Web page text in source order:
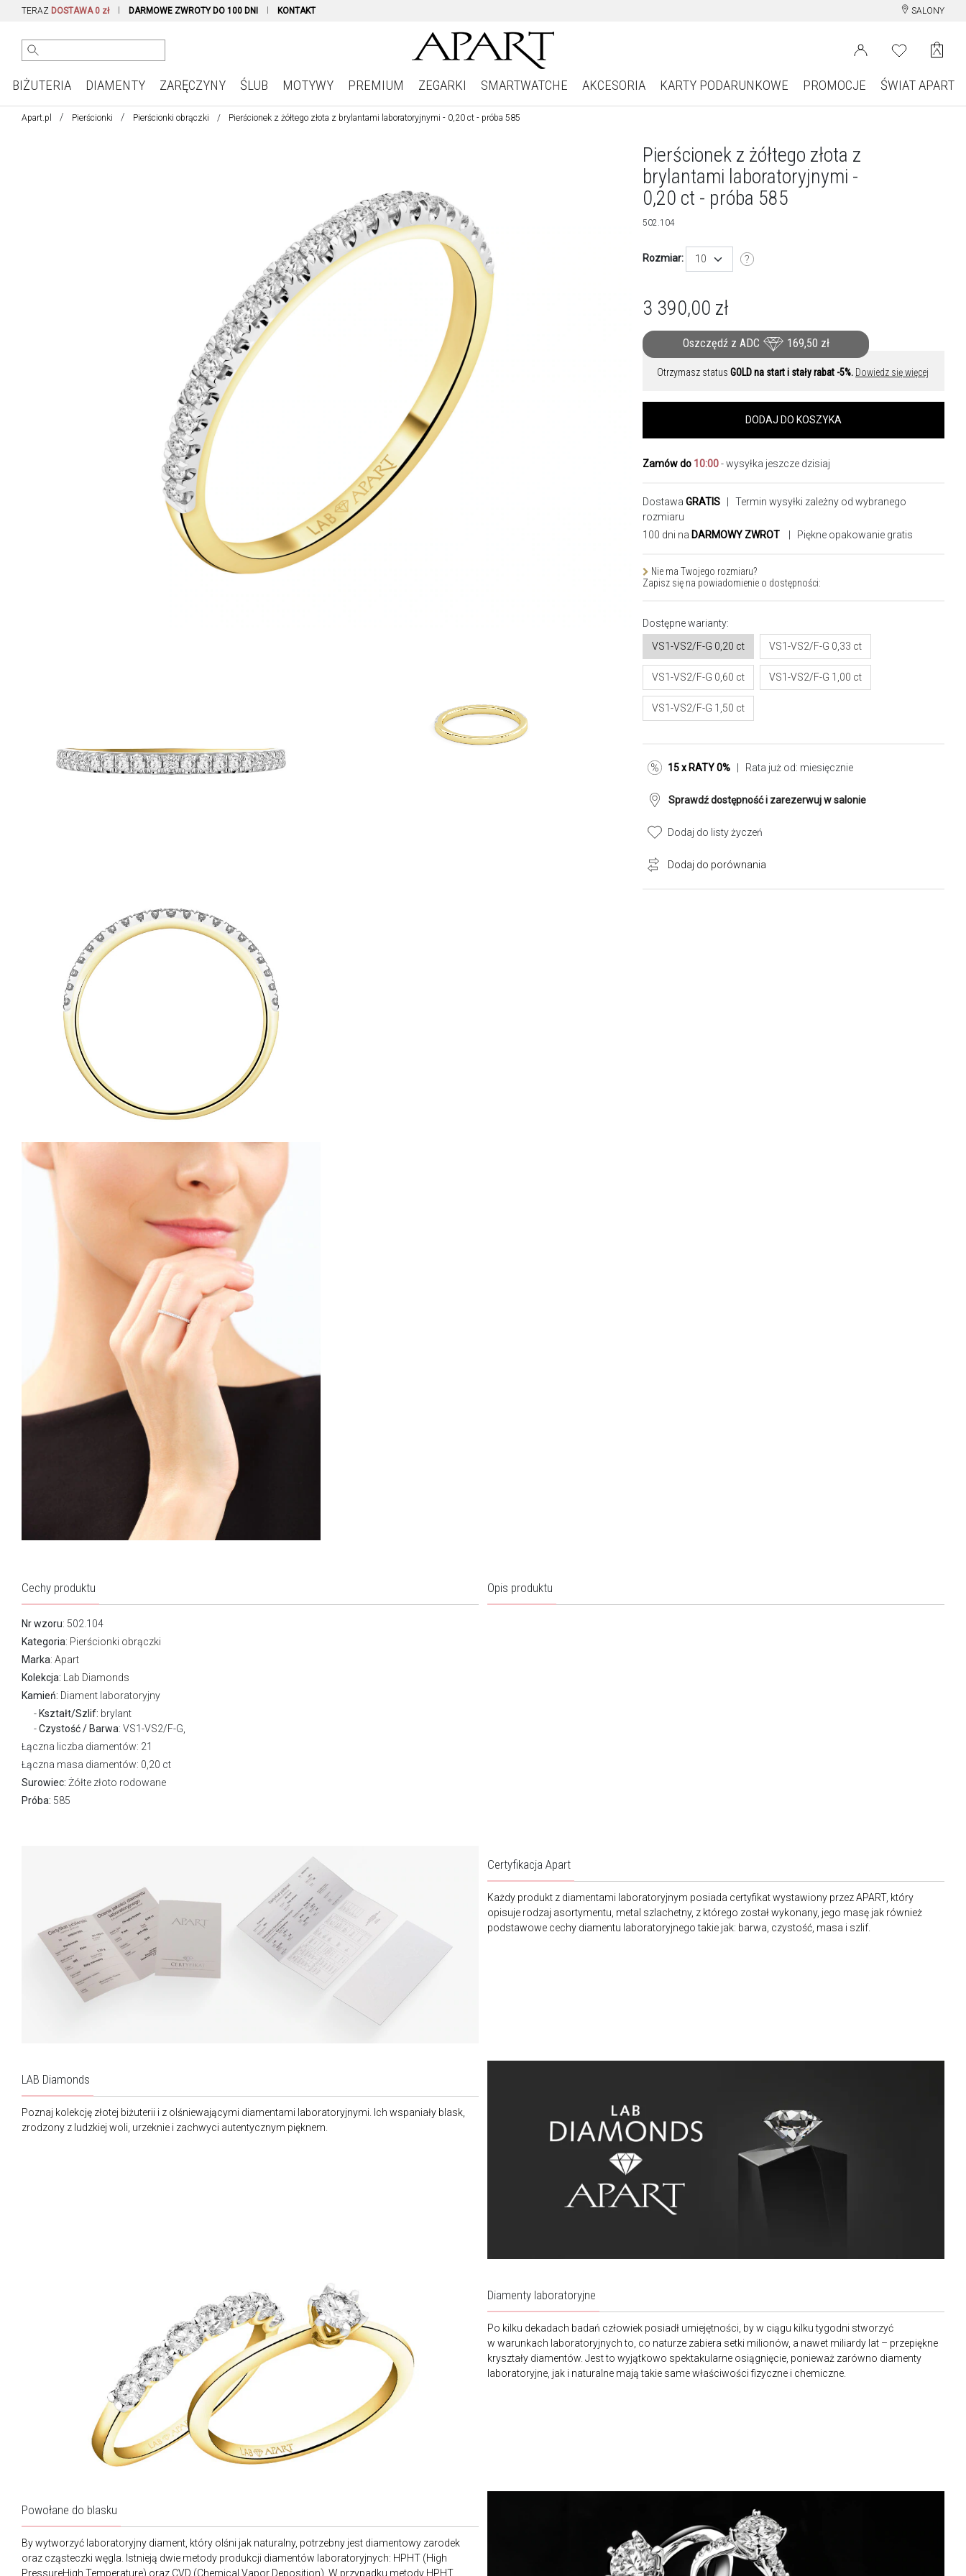
TERAZ DOSTAWA 0 zł DARMOWE ZWROTY DO 100 DNI KONTAKT SALONY
BIŻUTERIA DIAMENTY ZARĘCZYNY ŚLUB MOTYWY PREMIUM ZEGARKI SMARTWATCHE AKCESORIA KARTY PODARUNKOWE PROMOCJE ŚWIAT APART
Apart.pl Pierścionki Pierścionki obrączki Pierścionek z żółtego złota z brylantami laboratoryjnymi - 0,20 ct - próba 585
Pierścionek z żółtego złota z
brylantami laboratoryjnymi -
0,20 ct - próba 585
502.104
Rozmiar: 10
3 390,00 zł
Oszczędź z ADC 169,50 zł
Otrzymasz status GOLD na start i stały rabat -5%. Dowiedz się więcej
DODAJ DO KOSZYKA
Zamów do 10:00- wysyłka jeszcze dzisiaj
Dostawa GRATIS | Termin wysyłki zależny od wybranego
rozmiaru
100 dni na DARMOWY ZWROT | Piękne opakowanie gratis
Nie ma Twojego rozmiaru?
Zapisz się na powiadomienie o dostępności:
Dostępne warianty:
VS1-VS2/F-G 0,20 ct
VS1-VS2/F-G 0,33 ct
VS1-VS2/F-G 0,60 ct VS1-VS2/F-G 1,00 ct
VS1-VS2/F-G 1,50 ct
15 x RATY 0% | Rata już od: miesięcznie
Sprawdź dostępność i zarezerwuj w salonie
Dodaj do listy życzeń
Dodaj do porównania
Cechy produktu
Nr wzoru: 502.104
Kategoria: Pierścionki obrączki
Marka: Apart
Kolekcja: Lab Diamonds
Kamień: Diament laboratoryjny
Kształt/Szlif: brylant
Czystość / Barwa: VS1-VS2/F-G,
Łączna liczba diamentów: 21
Łączna masa diamentów: 0,20 ct
Surowiec: Żółte złoto rodowane
Próba: 585
Opis produktu
Certyfikacja Apart
Każdy produkt z diamentami laboratoryjnym posiada certyfikat wystawiony przez APART, który
opisuje rodzaj asortymentu, metal szlachetny, z którego został wykonany, jego masę jak również
podstawowe cechy diamentu laboratoryjnego takie jak: barwa, czystość, masa i szlif.
LAB Diamonds
Poznaj kolekcję złotej biżuterii i z olśniewającymi diamentami laboratoryjnymi. Ich wspaniały blask,
zrodzony z ludzkiej woli, urzeknie i zachwyci autentycznym pięknem.
Diamenty laboratoryjne
Po kilku dekadach badań człowiek posiadł umiejętności, by w ciągu kilku tygodni stworzyć
w warunkach laboratoryjnych to, co naturze zabiera setki milionów, a nawet miliardy lat – przepiękne
kryształy diamentów. Jest to wyjątkowo spektakularne osiągnięcie, ponieważ zarówno diamenty
laboratoryjne, jak i naturalne mają takie same właściwości fizyczne i chemiczne.
Powołane do blasku
By wytworzyć laboratoryjny diament, który olśni jak naturalny, potrzebny jest diamentowy zarodek
oraz cząsteczki węgla. Istnieją dwie metody produkcji diamentów laboratoryjnych: HPHT (High
PressureHigh Temperature) oraz CVD (Chemical Vapor Deposition). W przypadku metody HPHT